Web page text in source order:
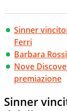
Sinner
Ferri
Barbara
Nove
premiazione
Sinner